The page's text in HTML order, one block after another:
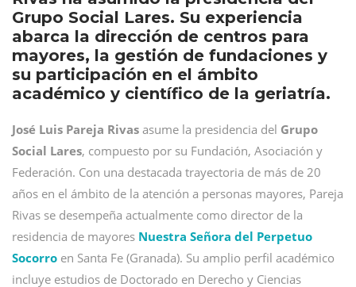
Grupo Social Lares. Su experiencia
abarca la dirección de centros para
mayores, la gestión de fundaciones y
su participación en el ámbito
académico y científico de la geriatría.
José Luis Pareja Rivas asume la presidencia del Grupo
Social Lares, compuesto por su Fundación, Asociación y
Federación. Con una destacada trayectoria de más de 20
años en el ámbito de la atención a personas mayores, Pareja
Rivas se desempeña actualmente como director de la
residencia de mayores Nuestra Señora del Perpetuo
Socorro en Santa Fe (Granada). Su amplio perfil académico
incluye estudios de Doctorado en Derecho y Ciencias